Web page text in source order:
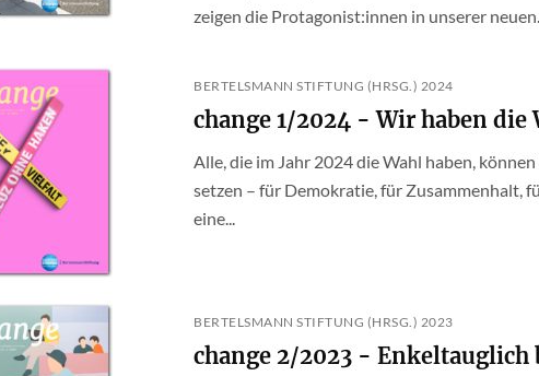
zeigen die Protagonist:innen in unserer neuen...
BERTELSMANN STIFTUNG (HRSG.) 2024
change 1/2024 - Wir haben die
Alle, die im Jahr 2024 die Wahl haben,
setzen – für Demokratie, für Zusammenhalt,
eine...
BERTELSMANN STIFTUNG (HRSG.) 2023
change 2/2023 - Enkeltauglich